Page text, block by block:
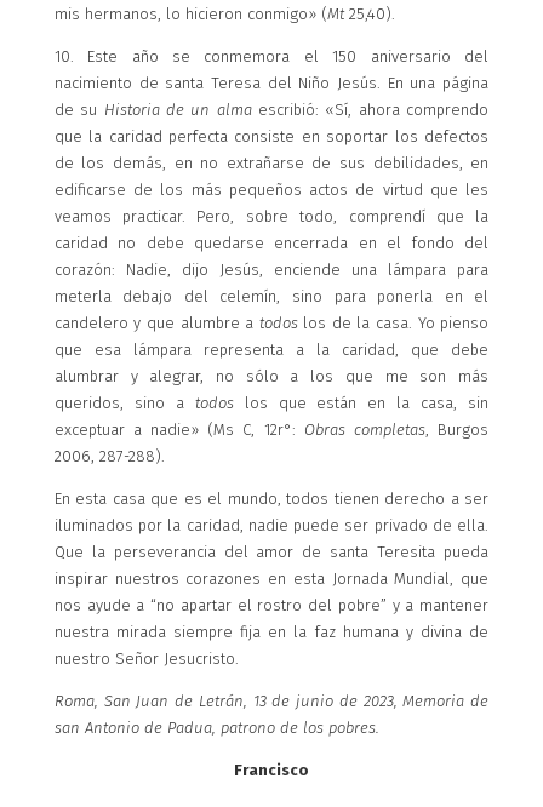
mis hermanos, lo hicieron conmigo» (Mt 25,40).
10. Este año se conmemora el 150 aniversario del
nacimiento de santa Teresa del Niño Jesús. En una página
de su Historia de un alma escribió: «Sí, ahora comprendo
que la caridad perfecta consiste en soportar los defectos
de los demás, en no extrañarse de sus debilidades, en
edificarse de los más pequeños actos de virtud que les
veamos practicar. Pero, sobre todo, comprendí que la
caridad no debe quedarse encerrada en el fondo del
corazón: Nadie, dijo Jesús, enciende una lámpara para
meterla debajo del celemín, sino para ponerla en el
candelero y que alumbre a todos
los de la casa. Yo pienso
que esa lámpara representa a la caridad, que debe
alumbrar y alegrar, no sólo a los que me son más
queridos, sino a
todos
los que están en la casa, sin
exceptuar a nadie» (Ms C, 12r°: Obras completas , Burgos
2006, 287-288).
En esta casa que es el mundo, todos tienen derecho a ser
iluminados por la caridad, nadie puede ser privado de ella.
Que la perseverancia del amor de santa Teresita pueda
inspirar nuestros corazones en esta Jornada Mundial, que
nos ayude a “no apartar el rostro del pobre” y a mantener
nuestra mirada siempre fija en la faz humana y divina de
nuestro Señor Jesucristo.
Roma, San Juan de Letrán, 13 de junio de 2023, Memoria de
san Antonio de Padua, patrono de los pobres.
Francisco